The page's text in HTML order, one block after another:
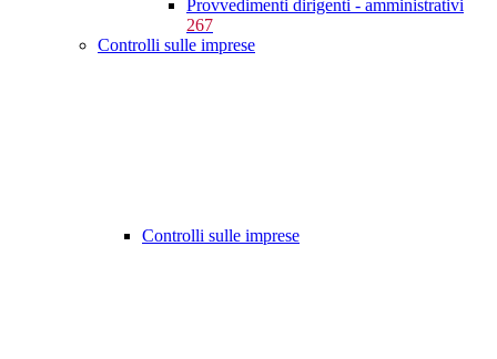
Provvedimenti dirigenti - amministrativi
267
Controlli sulle imprese
Controlli sulle imprese